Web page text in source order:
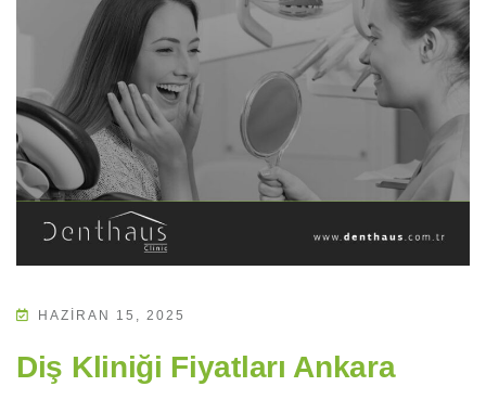
HAZIRAN 15, 2025
Diş Kliniği Fiyatları Ankara